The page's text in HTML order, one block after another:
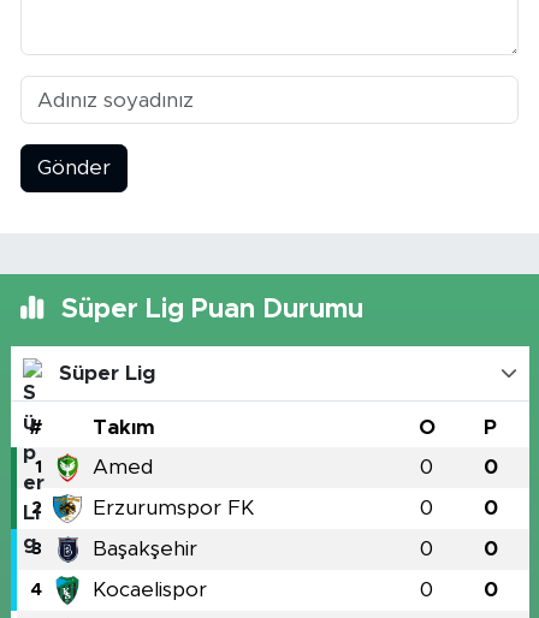
Gönder
Süper Lig Puan Durumu
Süper Lig
# Takım O P
1 Amed 0 0
2 Erzurumspor FK 0 0
3 Başakşehir 0 0
4 Kocaelispor 0 0